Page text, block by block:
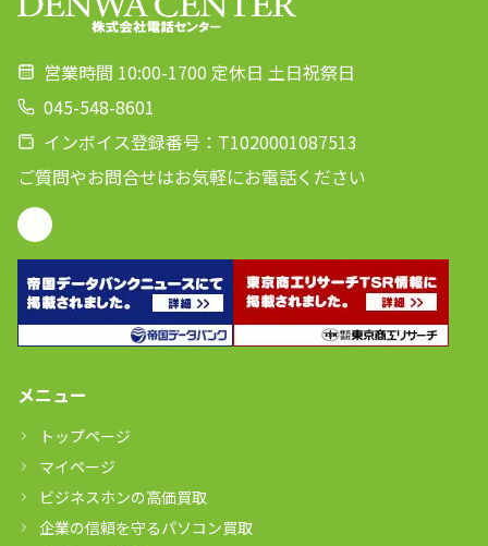
営業時間 10:00-1700 定休日 土日祝祭日
045-548-8601
インボイス登録番号：T1020001087513
ご質問やお問合せはお気軽にお電話ください
メニュー
トップページ
マイページ
ビジネスホンの高価買取
企業の信頼を守るパソコン買取